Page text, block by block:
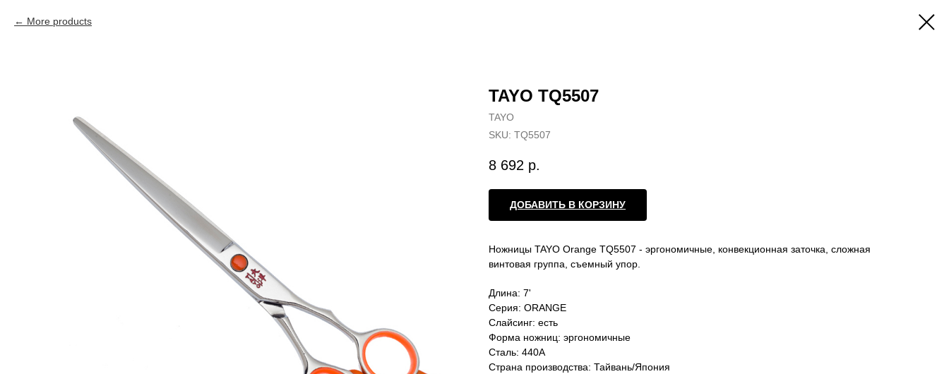
More products
TAYO TQ5507
TAYO
SKU: TQ5507
8 692 р.
ДОБАВИТЬ В КОРЗИНУ
Ножницы TAYO Orange TQ5507 - эргономичные, конвекционная заточка, сложная
винтовая группа, съемный упор.
Длина: 7'
Серия: ORANGE
Слайсинг: есть
Форма ножниц: эргономичные
Сталь: 440A
Страна производства: Тайвань/Япония